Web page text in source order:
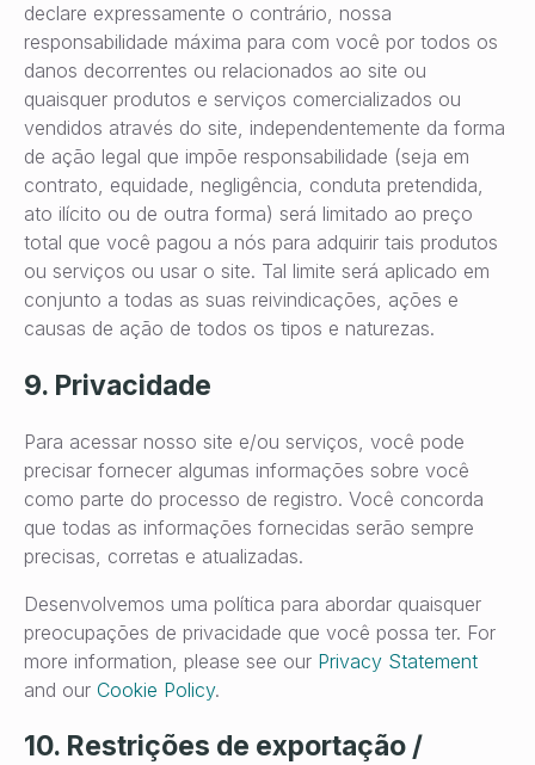
declare expressamente o contrário, nossa
responsabilidade máxima para com você por todos os
danos decorrentes ou relacionados ao site ou
quaisquer produtos e serviços comercializados ou
vendidos através do site, independentemente da forma
de ação legal que impõe responsabilidade (seja em
contrato, equidade, negligência, conduta pretendida,
ato ilícito ou de outra forma) será limitado ao preço
total que você pagou a nós para adquirir tais produtos
ou serviços ou usar o site. Tal limite será aplicado em
conjunto a todas as suas reivindicações, ações e
causas de ação de todos os tipos e naturezas.
9. Privacidade
Para acessar nosso site e/ou serviços, você pode
precisar fornecer algumas informações sobre você
como parte do processo de registro. Você concorda
que todas as informações fornecidas serão sempre
precisas, corretas e atualizadas.
Desenvolvemos uma política para abordar quaisquer
preocupações de privacidade que você possa ter. For
more information, please see our Privacy Statement
and our Cookie Policy.
10. Restrições de exportação /